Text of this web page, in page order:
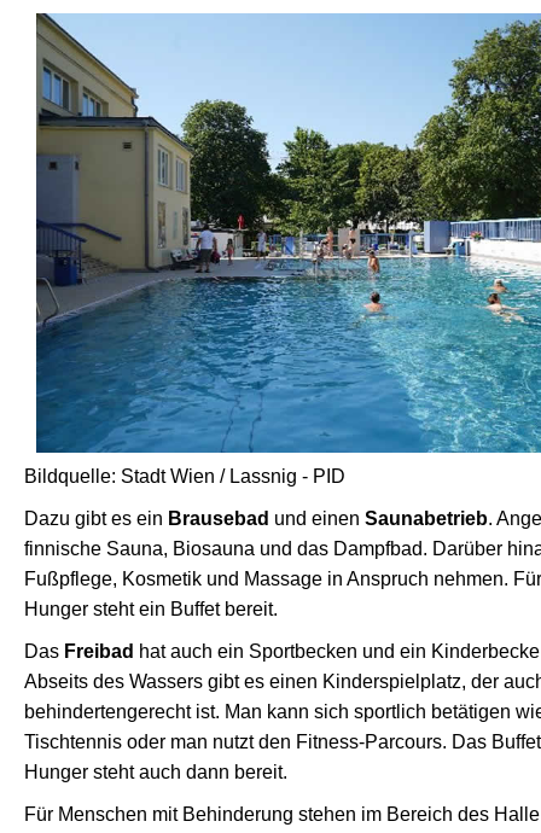
Bildquelle: Stadt Wien / Lassnig - PID
Dazu gibt es ein Brausebad und einen Saunabetrieb.
finnische Sauna, Biosauna und das Dampfbad. Darüber
Fußpflege, Kosmetik und Massage in Anspruch nehmen.
Hunger steht ein Buffet bereit.
Das Freibad hat auch ein Sportbecken und ein
Abseits des Wassers gibt es einen Kinderspielplatz, der
behindertengerecht ist. Man kann sich sportlich betätigen
Tischtennis oder man nutzt den Fitness-Parcours. Das
Hunger steht auch dann bereit.
Für Menschen mit Behinderung stehen im Bereich des